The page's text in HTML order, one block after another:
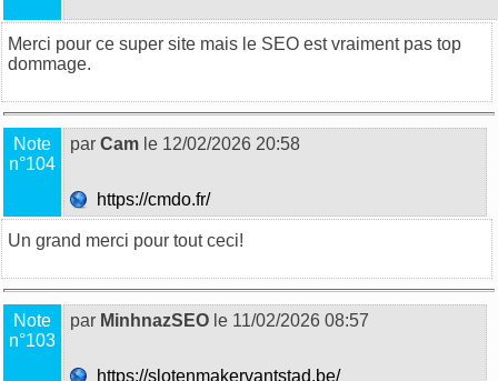
Merci pour ce super site mais le SEO est vraiment pas top
dommage.
Note
n°104
par Cam le 12/02/2026 20:58
https://cmdo.fr/
Un grand merci pour tout ceci!
Note
n°103
par MinhnazSEO le 11/02/2026 08:57
https://slotenmakervantstad.be/